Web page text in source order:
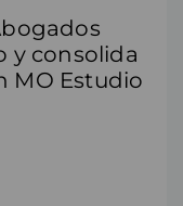
y consolida
MO Estudio